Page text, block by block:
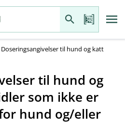
Doseringsangivelser til hund og katt
til hund og
som ikke er
hund og​/​eller